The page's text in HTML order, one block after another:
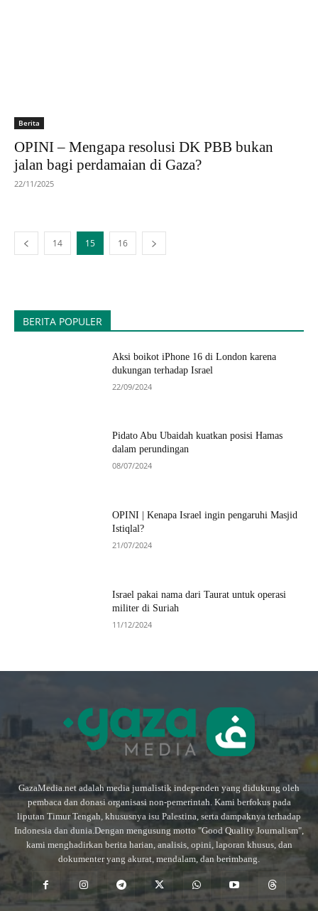
Berita
OPINI – Mengapa resolusi DK PBB bukan
jalan bagi perdamaian di Gaza?
22/11/2025
14 15 16
BERITA POPULER
Aksi boikot iPhone 16 di London karena
dukungan terhadap Israel
22/09/2024
Pidato Abu Ubaidah kuatkan posisi Hamas
dalam perundingan
08/07/2024
OPINI | Kenapa Israel ingin pengaruhi Masjid
Istiqlal?
21/07/2024
Israel pakai nama dari Taurat untuk operasi
militer di Suriah
11/12/2024
GazaMedia.net adalah media jurnalistik independen yang didukung oleh
pembaca dan donasi organisasi non-pemerintah. Kami berfokus pada
liputan Timur Tengah, khususnya isu Palestina, serta dampaknya terhadap
Indonesia dan dunia.Dengan mengusung motto "Good Quality Journalism",
kami menghadirkan berita harian, analisis, opini, laporan khusus, dan
dokumenter yang akurat, mendalam, dan berimbang.